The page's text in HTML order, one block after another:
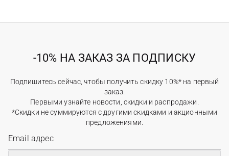
-10% НА ЗАКАЗ ЗА ПОДПИСКУ
Подпишитесь сейчас, чтобы получить скидку 10%* на первый
заказ.
Первыми узнайте новости, скидки и распродажи.
*Скидки не суммируются с другими скидками и акционными
предложениями.